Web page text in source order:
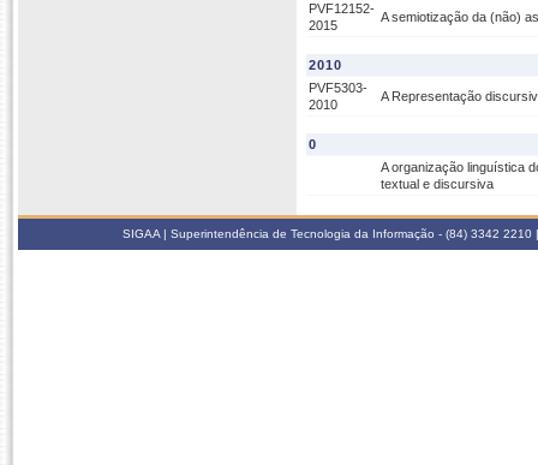
PVF12152-
2015
A semiotização da (não)
2010
PVF5303-
2010
A Representação
0
A organização linguística
textual e discursiva
SIGAA | Superintendência de Tecnologia da Informação - (84) 3342